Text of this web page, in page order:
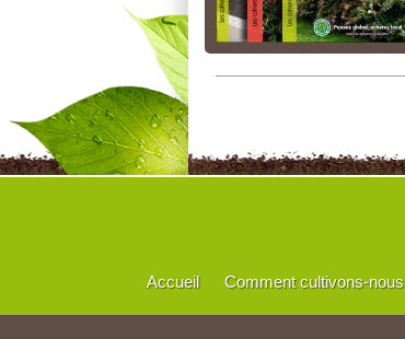
Accueil Comment cultivons-nous